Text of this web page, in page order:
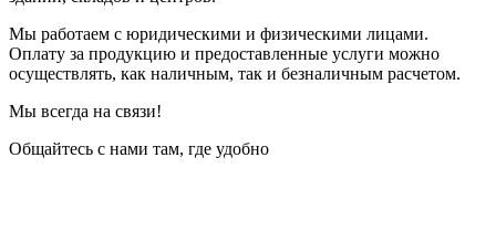
Мы работаем с юридическими и физическими лицами.
Оплату за продукцию и предоставленные услуги можно
осуществлять, как наличным, так и безналичным расчетом.
Мы всегда на связи!
Общайтесь с нами там, где удобно